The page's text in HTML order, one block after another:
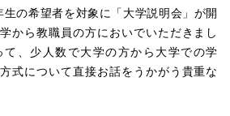
の希望者を対象に「大学説明会」が開
から教職員の方においでいただきまし
て、少人数で大学の方から大学での学
式について直接お話をうかがう貴重な